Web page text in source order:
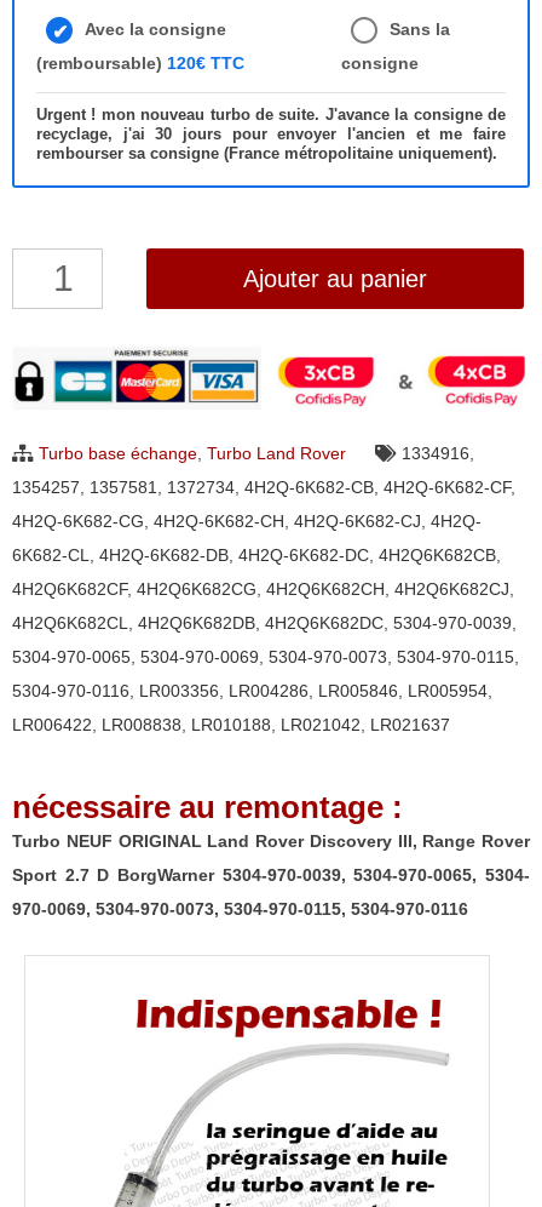
Avec la consigne
(remboursable) 120€ TTC
Sans la
consigne
Urgent ! mon nouveau turbo de suite. J'avance la consigne de
recyclage, j'ai 30 jours pour envoyer l'ancien et me faire
rembourser sa consigne (France métropolitaine uniquement).
quantité
NEUF
ORIGINAL
Rover
Discovery
Rover
Sport
BorgWarner
970-
0039,
5304-
970-
Ajouter au panier
Turbo base échange, Turbo Land Rover 1334916,
1354257, 1357581, 1372734, 4H2Q-6K682-CB, 4H2Q-6K682-CF,
4H2Q-6K682-CG, 4H2Q-6K682-CH, 4H2Q-6K682-CJ, 4H2Q-
6K682-CL, 4H2Q-6K682-DB, 4H2Q-6K682-DC, 4H2Q6K682CB,
4H2Q6K682CF, 4H2Q6K682CG, 4H2Q6K682CH, 4H2Q6K682CJ,
4H2Q6K682CL, 4H2Q6K682DB, 4H2Q6K682DC, 5304-970-0039,
5304-970-0065, 5304-970-0069, 5304-970-0073, 5304-970-0115,
5304-970-0116, LR003356, LR004286, LR005846, LR005954,
LR006422, LR008838, LR010188, LR021042, LR021637
nécessaire au remontage :
Turbo NEUF ORIGINAL Land Rover Discovery III, Range Rover
Sport 2.7 D BorgWarner 5304-970-0039, 5304-970-0065, 5304-
970-0069, 5304-970-0073, 5304-970-0115, 5304-970-0116